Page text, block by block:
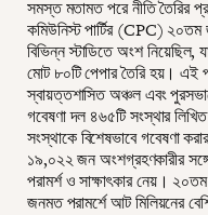
সমস্ত মতামত পরে নীতি তৈরির
কমিউনিস্ট পার্টির (CPC) ২০তম
বিভিন্ন স্টাডিতে অংশ নিয়েছিল,
মোট ৮০টি পেপার তৈরি হয়। এই
স্বায়ত্তশাসিত অঞ্চল এবং
গবেষণা দল ৪৬৫টি সংস্থার
সংস্থাকে বিশেষভাবে গবেষণা
১৯,০২২ জন অংশগ্রহণকারীর
পরামর্শ ও সাক্ষাৎকার নেয়।
জনমত পরামর্শে আট মিলিয়নের